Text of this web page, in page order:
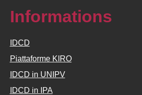
Informations
IDCD
Piattaforme KIRO
IDCD in UNIPV
IDCD in IPA